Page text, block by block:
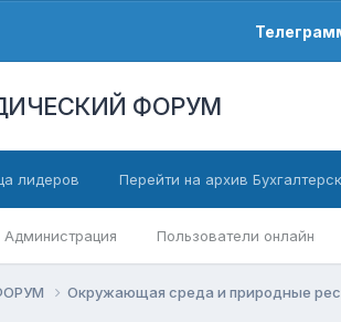
ФОРУМ
Администрация Пользователи онлайн
лидеров Перейти на архив
Окружающая среда и природные